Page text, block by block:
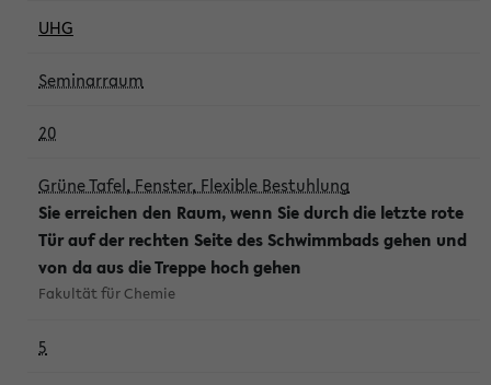
UHG
Seminarraum
20
Grüne Tafel, Fenster, Flexible Bestuhlung
Sie erreichen den Raum, wenn Sie durch die letzte rote
Tür auf der rechten Seite des Schwimmbads gehen und
von da aus die Treppe hoch gehen
Fakultät für Chemie
5